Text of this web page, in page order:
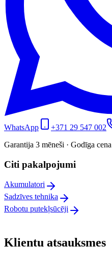
WhatsApp +371 29 547 002
Garantija 3 mēneši · Godīga cena
Citi pakalpojumi
Akumulatori
Sadzīves tehnika
Robotu putekļsūcēji
Klientu atsauksmes